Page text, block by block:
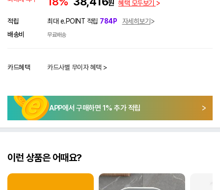
원 혜택 모두보기
적립 최대 e.POINT 적립 784P
자세히보기
배송비
무료배송
카드혜택 카드사별 무이자 혜택 >
APP에서 구매하면 1% 추가 적립
이런 상품은 어때요?